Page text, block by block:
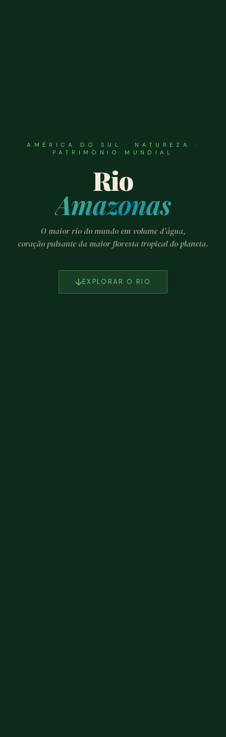
AMÉRICA DO SUL · NATUREZA ·
PATRIMÔNIO MUNDIAL
Rio
Amazonas
O maior rio do mundo em volume d'água,
coração pulsante da maior floresta tropical do planeta.
EXPLORAR O RIO